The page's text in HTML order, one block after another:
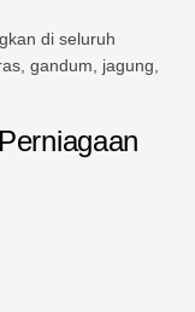
di seluruh
gandum, jagung,